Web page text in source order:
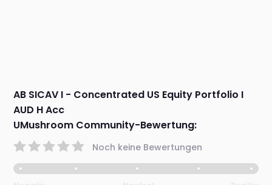
AB SICAV I - Concentrated US Equity Portfolio I
AUD H Acc
UMushroom Community-Bewertung:
Noch keine Bewertungen